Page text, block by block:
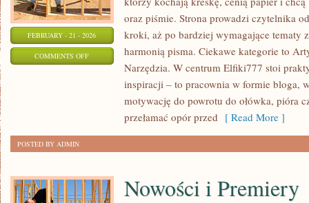
FEBRUARY - 21 - 2026
COMMENTS OFFON
oraz piśmie. Strona prowadzi czytelnika
kroki, aż po bardziej wymagające tematy
harmonią pisma. Ciekawe kategorie to
Narzędzia. W centrum Elfiki777 stoi
inspiracji – to pracownia w formie bloga,
motywację do powrotu do ołówka, pióra
przełamać opór przed [ Read More ]
POSTED BY ADMIN
Nowości i Premiery